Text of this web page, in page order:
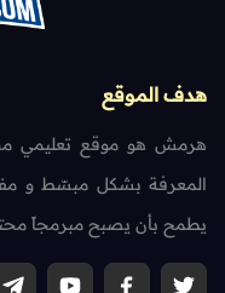
هدف الموقع
هرمش هو موقع تعليمي
المعرفة بشكل مبسّط و
يطمح بأن يصبح مبرمجاً